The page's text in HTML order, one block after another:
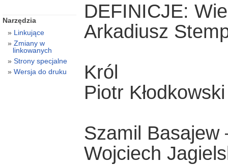
DEFINICJE:
Arkadiusz
Król
Piotr Kłodkowski
Szamil Basajew
Wojciech
Narzędzia
Linkujące
Zmiany w
linkowanych
Strony specjalne
Wersja do druku